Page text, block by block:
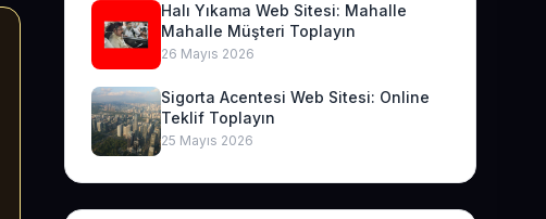
Halı Yıkama Web Sitesi: Mahalle
Mahalle Müşteri Toplayın
26 Mayıs 2026
Sigorta Acentesi Web Sitesi: Online
Teklif Toplayın
25 Mayıs 2026